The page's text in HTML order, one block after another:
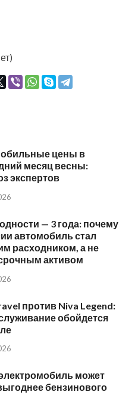
цены в
месяц весны:
экспертов
— 3 года: почему
автомобиль стал
расходником, а не
активом
против Niva Legend:
обойдется
может
бензинового